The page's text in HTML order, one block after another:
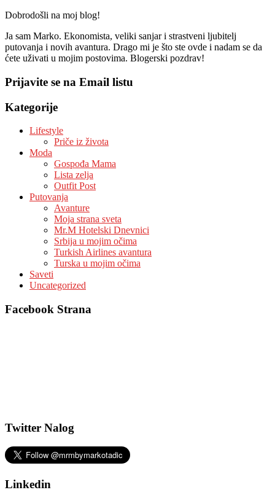
Dobrodošli na moj blog!
Ja sam Marko. Ekonomista, veliki sanjar i strastveni ljubitelj
putovanja i novih avantura. Drago mi je što ste ovde i nadam se da
ćete uživati u mojim postovima. Blogerski pozdrav!
Prijavite se na Email listu
Kategorije
Lifestyle
Priče iz života
Moda
Gospođa Mama
Lista zelja
Outfit Post
Putovanja
Avanture
Moja strana sveta
Mr.M Hotelski Dnevnici
Srbija u mojim očima
Turkish Airlines avantura
Turska u mojim očima
Saveti
Uncategorized
Facebook Strana
Twitter Nalog
Linkedin